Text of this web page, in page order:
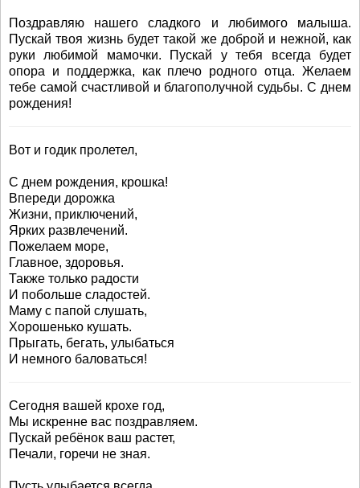
Поздравляю нашего сладкого и любимого малыша.
Пускай твоя жизнь будет такой же доброй и нежной, как
руки любимой мамочки. Пускай у тебя всегда будет
опора и поддержка, как плечо родного отца. Желаем
тебе самой счастливой и благополучной судьбы. С днем
рождения!
Вот и годик пролетел,
С днем рождения, крошка!
Впереди дорожка
Жизни, приключений,
Ярких развлечений.
Пожелаем море,
Главное, здоровья.
Также только радости
И побольше сладостей.
Маму с папой слушать,
Хорошенько кушать.
Прыгать, бегать, улыбаться
И немного баловаться!
Сегодня вашей крохе год,
Мы искренне вас поздравляем.
Пускай ребёнок ваш растет,
Печали, горечи не зная.